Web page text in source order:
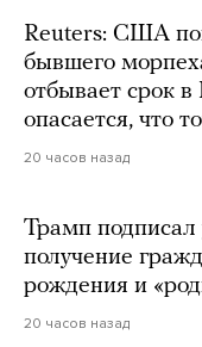
Reuters: США
бывшего
отбывает срок
опасается, что
20 часов назад
Трамп
получение
рождения и
20 часов назад